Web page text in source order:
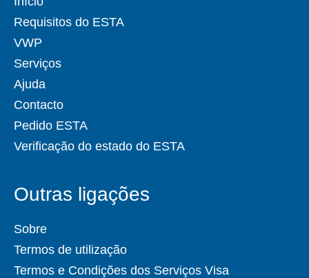
Requisitos do ESTA
VWP
Serviços
Ajuda
Contacto
Pedido ESTA
Verificação do estado do ESTA
Outras ligações
Sobre
Termos de utilização
Termos e Condições dos Serviços Visa